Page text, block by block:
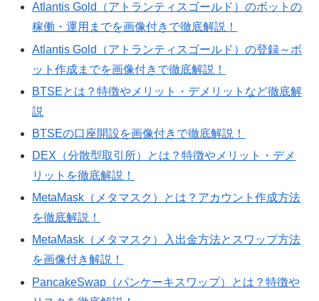
Atlantis Gold（アトランティスゴールド）のボットの
稼働・運用までを画像付きで徹底解説！
Atlantis Gold（アトランティスゴールド）の登録～ボ
ット作成までを画像付きで徹底解説！
BTSEとは？特徴やメリット・デメリットなど徹底解
説
BTSEの口座開設を画像付きで徹底解説！
DEX（分散型取引所）とは？特徴やメリット・デメ
リットを徹底解説！
MetaMask（メタマスク）とは？アカウント作成方法
を徹底解説！
MetaMask（メタマスク）入出金方法とスワップ方法
を画像付き解説！
PancakeSwap（パンケーキスワップ）とは？特徴や